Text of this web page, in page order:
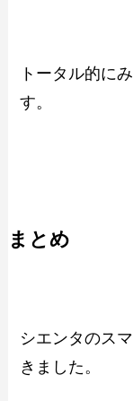
トータル的に
す。
まとめ
シエンタのス
きました。